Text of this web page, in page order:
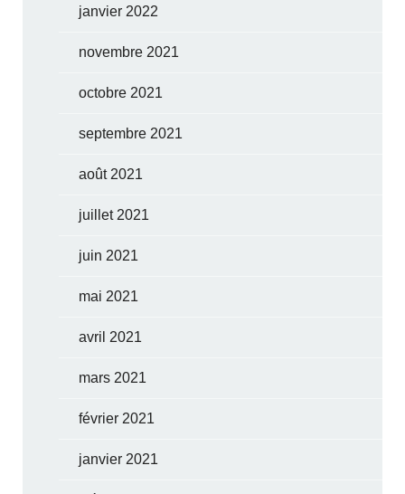
janvier 2022
novembre 2021
octobre 2021
septembre 2021
août 2021
juillet 2021
juin 2021
mai 2021
avril 2021
mars 2021
février 2021
janvier 2021